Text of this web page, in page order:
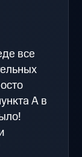
все
А в